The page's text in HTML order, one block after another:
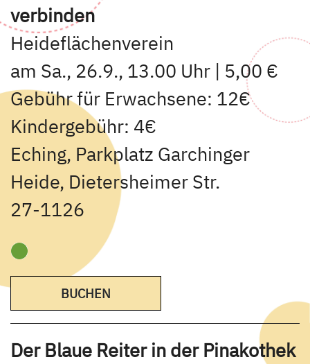
verbinden
Heideflächenverein
am Sa., 26.9., 13.00 Uhr | 5,00 €
Gebühr für Erwachsene: 12€
Kindergebühr: 4€
Eching, Parkplatz Garchinger
Heide, Dietersheimer Str.
27-1126
BUCHEN
Der Blaue Reiter in der Pinakothek